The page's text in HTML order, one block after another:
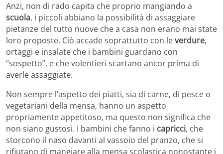
Anzi, non di rado capita che proprio mangiando a
scuola, i piccoli abbiano la possibilità di assaggiare
pietanze del tutto nuove che a casa non erano mai state
loro proposte. Ciò accade soprattutto con leverdure,
ortaggi e insalate che i bambini guardano con
“sospetto”, e che volentieri scartano ancor prima di
averle assaggiate.
Non sempre l’aspetto dei piatti, sia di carne, di pesce o
vegetariani della mensa, hanno un aspetto
propriamente appetitoso, ma questo non significa che
non siano gustosi. I bambini che fanno i capricci, che
storcono il naso davanti al vassoio del pranzo, che si
rifiutano di mangiare alla mensa scolastica nonostante i